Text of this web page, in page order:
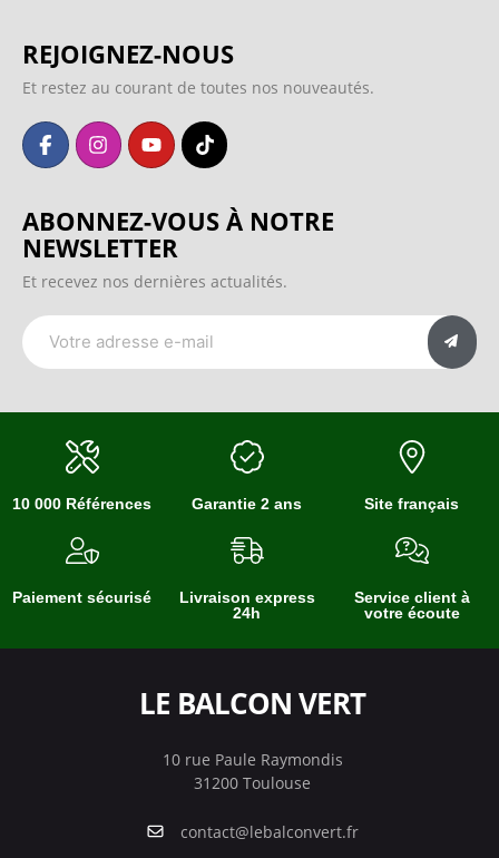
REJOIGNEZ-NOUS
Et restez au courant de toutes nos nouveautés.
ABONNEZ-VOUS À NOTRE
NEWSLETTER
Et recevez nos dernières actualités.
10 000 Références Garantie 2 ans Site français
Paiement sécurisé
Livraison express
24h
Service client à
votre écoute
LE BALCON VERT
10 rue Paule Raymondis
31200 Toulouse
contact@lebalconvert.fr